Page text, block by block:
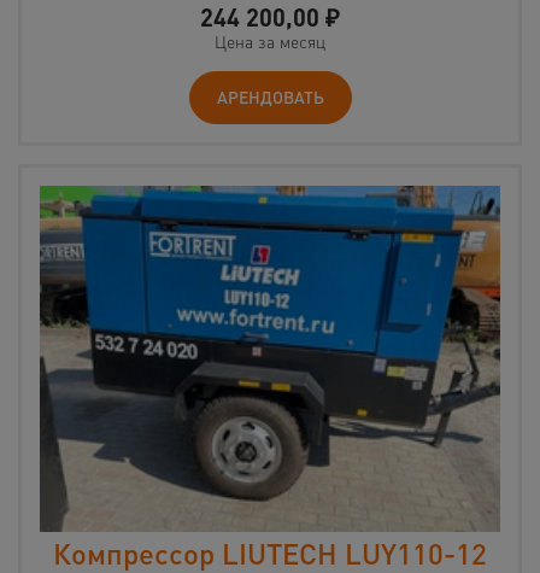
244 200,00 ₽
Цена за месяц
АРЕНДОВАТЬ
Компрессор LIUTECH LUY110-12